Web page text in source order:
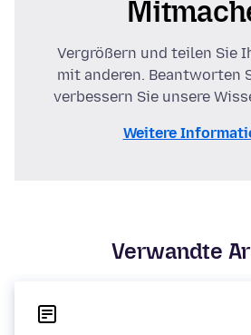
Vergrößern und teilen Sie
mit anderen. Beantworten
verbessern Sie unsere
Weitere
Verwandte